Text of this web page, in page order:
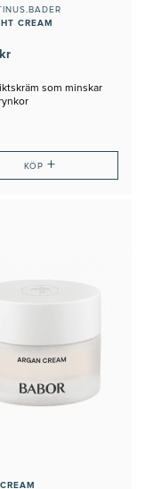
CREAM
som minskar
KÖP +